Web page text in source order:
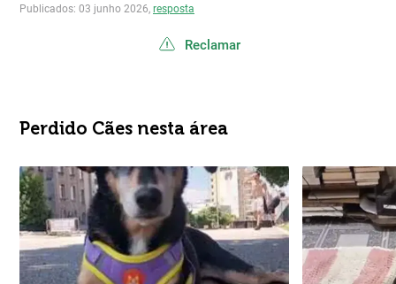
Publicados: 03 junho 2026, resposta
Reclamar
Perdido Cães nesta área